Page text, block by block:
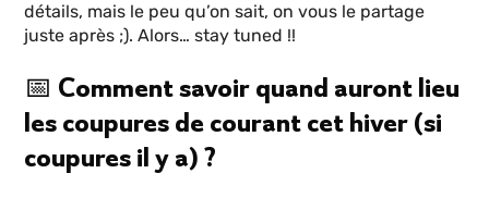
détails, mais le peu qu’on sait, on vous le partage
juste après ;). Alors… stay tuned !!
📅 Comment savoir quand auront lieu
les coupures de courant cet hiver (si
coupures il y a) ?